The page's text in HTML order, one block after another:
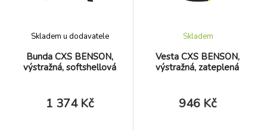
materiálu, která zajišťuje vyšší
omezuje žmolkovatění.
náprsní kapsa, stahování v
Bunda CXS BENSON,
výstražná, softshellová
Skladem u dodavatele
1 374 Kč
Vesta CXS BENSON,
výstražná, zateplená
Skladem
946 Kč